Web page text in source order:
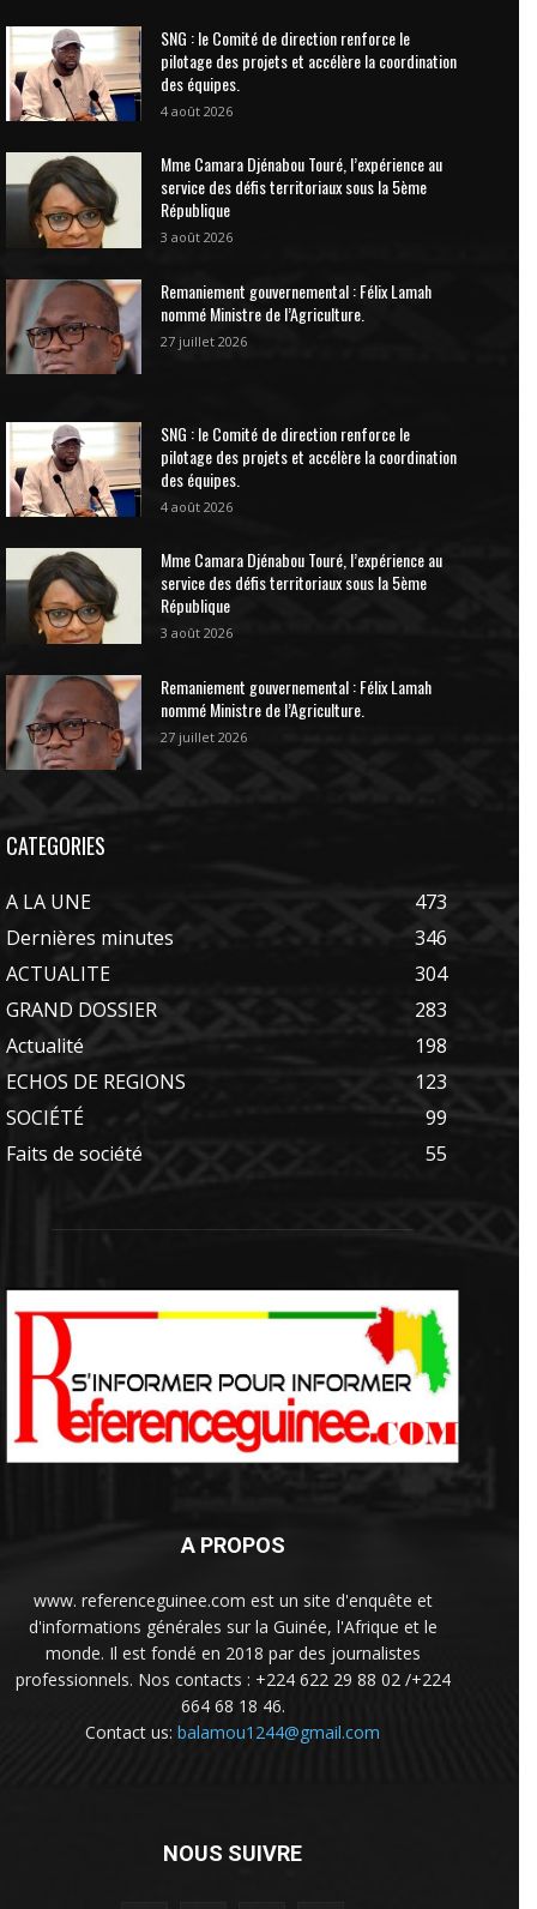
SNG : le Comité de direction renforce le
pilotage des projets et accélère la coordination
des équipes.
4 août 2026
Mme Camara Djénabou Touré, l’expérience au
service des défis territoriaux sous la 5ème
République
3 août 2026
Remaniement gouvernemental : Félix Lamah
nommé Ministre de l’Agriculture.
27 juillet 2026
SNG : le Comité de direction renforce le
pilotage des projets et accélère la coordination
des équipes.
4 août 2026
Mme Camara Djénabou Touré, l’expérience au
service des défis territoriaux sous la 5ème
République
3 août 2026
Remaniement gouvernemental : Félix Lamah
nommé Ministre de l’Agriculture.
27 juillet 2026
CATEGORIES
A LA UNE
473
Dernières minutes
346
ACTUALITE
304
GRAND DOSSIER
283
Actualité
198
ECHOS DE REGIONS
123
SOCIÉTÉ
99
Faits de société
55
A PROPOS
www. referenceguinee.com est un site d'enquête et
d'informations générales sur la Guinée, l'Afrique et le
monde. Il est fondé en 2018 par des journalistes
professionnels. Nos contacts : +224 622 29 88 02 /+224
664 68 18 46.
Contact us: balamou1244@gmail.com
NOUS SUIVRE